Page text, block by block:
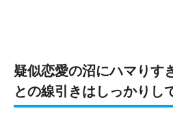
疑似恋愛の沼にハマりす
との線引きはしっかりし